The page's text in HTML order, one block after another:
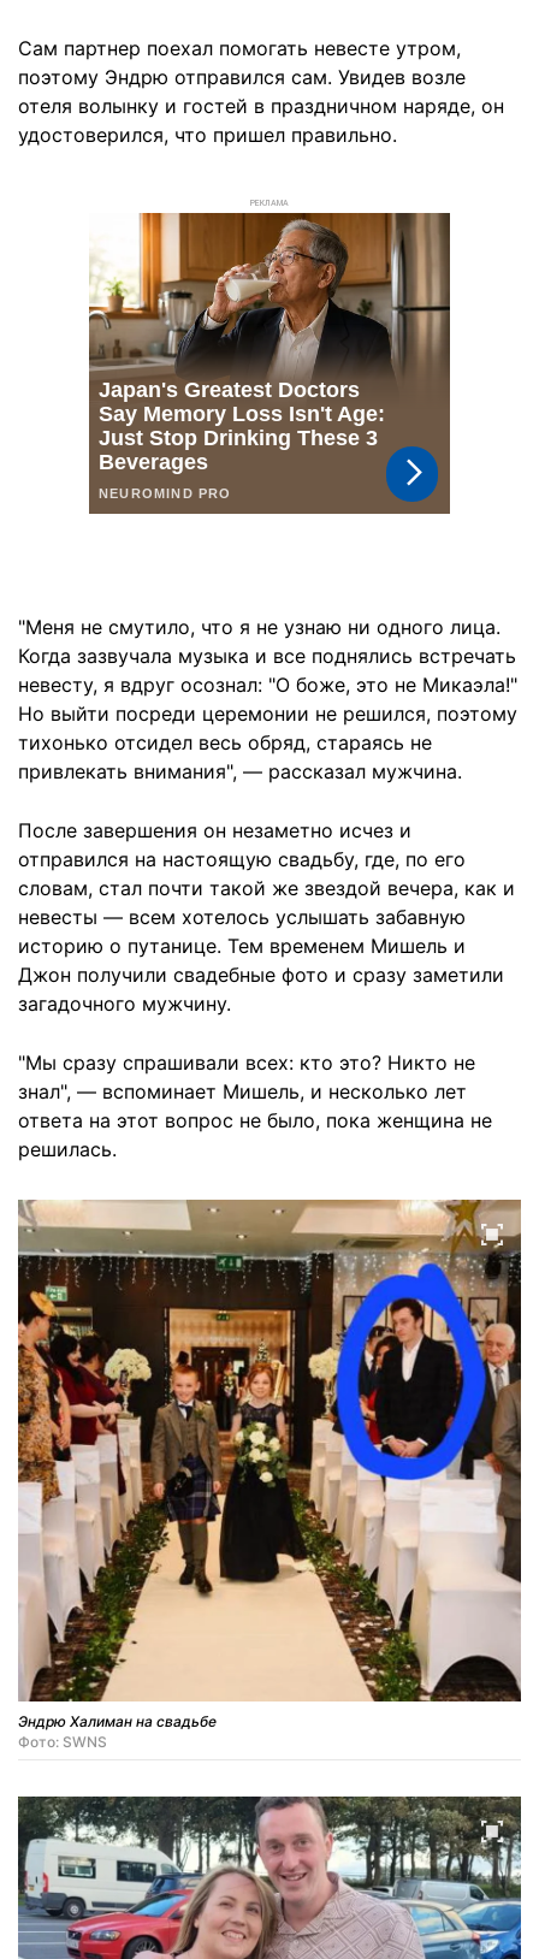
Сам партнер поехал помогать невесте утром,
поэтому Эндрю отправился сам. Увидев возле
отеля волынку и гостей в праздничном наряде, он
удостоверился, что пришел правильно.
РЕКЛАМА
"Меня не смутило, что я не узнаю ни одного лица.
Когда зазвучала музыка и все поднялись встречать
невесту, я вдруг осознал: "О боже, это не Микаэла!"
Но выйти посреди церемонии не решился, поэтому
тихонько отсидел весь обряд, стараясь не
привлекать внимания", — рассказал мужчина.
После завершения он незаметно исчез и
отправился на настоящую свадьбу, где, по его
словам, стал почти такой же звездой вечера, как и
невесты — всем хотелось услышать забавную
историю о путанице. Тем временем Мишель и
Джон получили свадебные фото и сразу заметили
загадочного мужчину.
"Мы сразу спрашивали всех: кто это? Никто не
знал", — вспоминает Мишель, и несколько лет
ответа на этот вопрос не было, пока женщина не
решилась.
Эндрю Халиман на свадьбе
Фото: SWNS